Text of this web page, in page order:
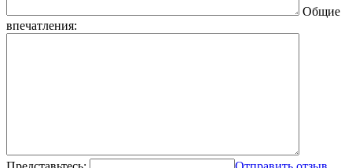
Общие
впечатления: